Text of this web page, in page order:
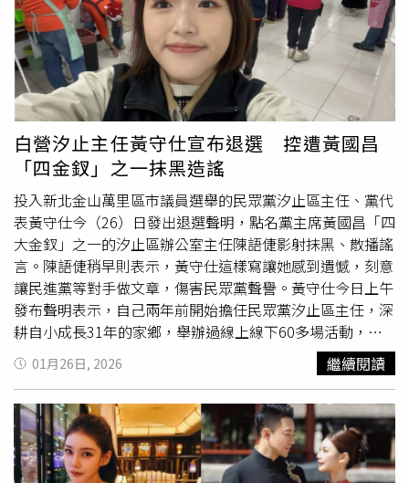
名學童受到輕重傷。 邱男上午施用完安非他命後，隨即持
利刃騎車外出尋找做案目標，先是在苗栗市社寮街朝徐姓女
童刺去，造成女童脖子、胸部與右手肘均有撕裂傷；女童隨
後也一路逃往中正路超商，未料邱男卻一路尾隨，於超商門
口持刀刺向一名林姓男子，再抓住丁姓女童，朝女童胸口狂
刺，所幸遭到安親班黃姓女老師奮勇救出。 而邱男2015年
間就曾因持剪刀在同家超商內刺傷4人，其中一人險些被砍
到頸動脈，而當時抓捕邱男的劉姓員警更因此身中7刀，最
終邱男被依殺人未遂罪嫌判處有期徒刑8年8月，直到2025
年9月服刑期滿出獄，未料卻又再次犯案。 對此，苗栗地檢
署11月11日偵結，依3個殺人未遂罪嫌起訴邱男，指出邱男
對幾乎毫無反擊能力的女童下手，事隔10年再犯，具體求處
無期徒刑。台中梧棲養豬場2025年10月22日被驗出非洲豬
瘟陽性病毒，國軍也在第一時間趕往清消。（圖／翻攝自台
中市政府官網）九、2025年10月22日：台中梧棲爆非洲豬
瘟2025年10月22日，農業部緊急召開記者會指出，台中市
梧棲區出現非洲豬瘟案例，於豬隻身上檢驗到非洲豬瘟病毒
陽性反應，為台灣7年防線首度出現破口。 為防堵疫情擴
大，農業部第一時間宣布全國豬隻禁運禁宰，並禁止使用廚
餘養豬，由於案例場的廚餘載運車被驗出陽性反應，研判感
染源應是來自沒有落實蒸煮的廚餘。隨後案例場主也承認使
在外生活，要面對過年時熱鬧的氣氛，某種程度上真的會很
怕。貼文曝光後立刻引發熱議，許多網友紛紛留言表示，
「只是不喜歡無效社交，有意義的社交熱鬧點不怕」、「親
友團聚會一直問一些讓人不想回答的問題」、「關心的話
題，一開口就無限延伸」、「真的不知要談什麼話題，也不
想談什麼話題」、「沒錯，不講話還會被說不合群」、「真
的，逃離現場，最明智」、「小時候過年是快樂的，大了過
年是闖關的心情」、「所以有些人過年都不想回去，有些更
是不敢回去，怕別人問東問西像查戶口一般，有時候調查好
了，還會到處去搞宣傳，拿這一些八卦來當話題」。
白營汐止主任黃守仕宣布退選 控遭黃國昌
「四金釵」之一抹黑造謠
投入新北金山萬里區市議員選舉的民眾黨汐止區主任、黨代
表黃守仕今（26）日發出退選聲明，點名黨主席黃國昌「四
大金釵」之一的汐止區辦公室主任陳語倢影射抹黑、散播謠
言。陳語倢稍早則表示，黃守仕這樣寫讓她感到遺憾，刻意
讓民進黨等對手做文章，傷害民眾黨聲譽。黃守仕今日上午
發布聲明表示，自己兩年前開始擔任民眾黨汐止區主任，深
耕自小成長31年的家鄉，舉辦過線上線下60多場活動，未
曾停歇；協助在地民眾解決各種問題，不曾間斷。半年多
前，自己吸取在地服務的經驗，決心投入汐止金山萬里議員
選舉，持續在地經營，勤跑基層，今日卻忍痛退出黨內初
選。黃守仕說，面對數個月前遷 戶口
至汐止的黨內競爭者，
自己本以為秉持著黨內「公平正義」之準則，兄弟登山各自
努力，未料卻持續遭受對手及其團隊不明攻擊抹黑、惡意影
01月26日, 2026 繼續閱讀